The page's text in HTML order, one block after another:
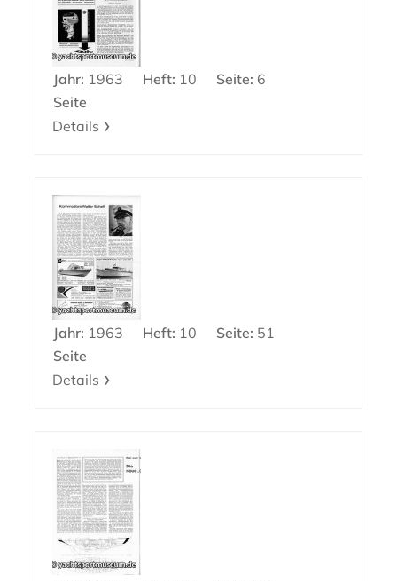
Jahr: 1963 Heft: 10 Seite: 6
Seite
Details
Jahr: 1963 Heft: 10 Seite: 51
Seite
Details